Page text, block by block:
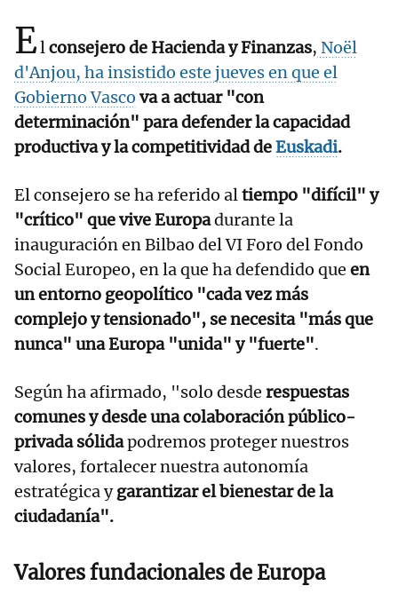
Elconsejero de Hacienda y Finanzas, Noël
d'Anjou, ha insistido este jueves en que el
Gobierno Vasco va a actuar "con
determinación" para defender la capacidad
productiva y la competitividad deEuskadi.
El consejero se ha referido altiempo "difícil" y
"crítico" que vive Europadurante la
inauguración en Bilbao del VI Foro del Fondo
Social Europeo, en la que ha defendido que en
un entorno geopolítico "cada vez más
complejo y tensionado", se necesita "más que
nunca" una Europa "unida" y "fuerte".
Según ha afirmado, "solo desde respuestas
comunes y desde una colaboración público-
privada sólidapodremos proteger nuestros
valores, fortalecer nuestra autonomía
estratégica ygarantizar el bienestar de la
ciudadanía".
Valores fundacionales de Europa